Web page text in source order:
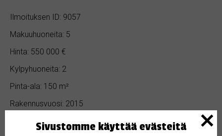
Ilmoituksen ID: 9057
Makuuhuoneita: 5
Hinta: 550 000 €
Kylpyhuoneita: 2
Pinta-ala: 150 m²
Rakennusvuosi: 2015
Tontin koko: 900 m²
Sivustomme käyttää evästeitä